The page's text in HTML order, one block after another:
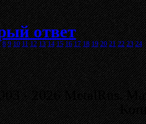
ответ
8 9 10 11 12 13 14 15 16 17 18 19 20 21 22 23 24
- 2026 MetalRus.